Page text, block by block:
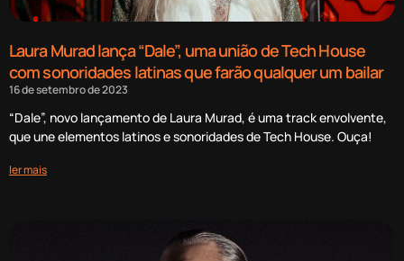
Laura Murad lança “Dale”, uma união de Tech House
com sonoridades latinas que farão qualquer um bailar
16 de setembro de 2023
“Dale”, novo lançamento de Laura Murad, é uma track envolvente,
que une elementos latinos e sonoridades de Tech House. Ouça!
ler mais